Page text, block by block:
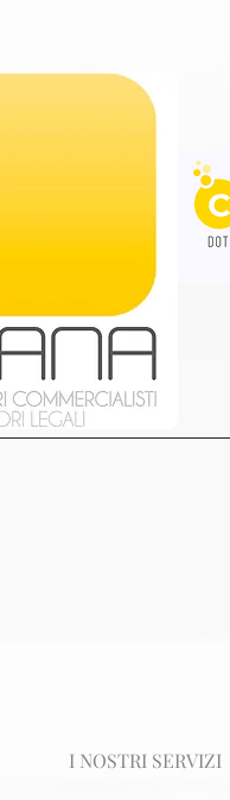
I NOSTRI SERVIZI